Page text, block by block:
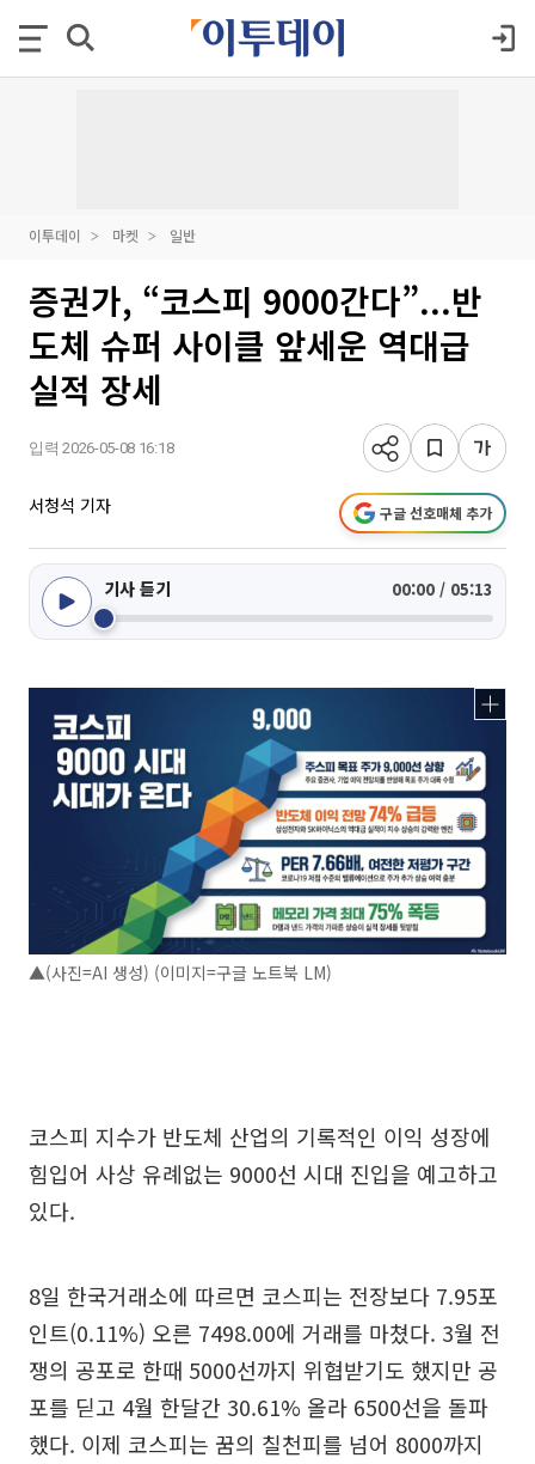
이투데이 마켓 일반
증권가, “코스피 9000간다”...반
도체 슈퍼 사이클 앞세운 역대급
실적 장세
입력 2026-05-08 16:18
서청석 기자 구글 선호매체 추가
기사 듣기 00:00 / 05:13
▲(사진=AI 생성) (이미지=구글 노트북 LM)
코스피 지수가 반도체 산업의 기록적인 이익 성장에
힘입어 사상 유례없는 9000선 시대 진입을 예고하고
있다.
8일 한국거래소에 따르면 코스피는 전장보다 7.95포
인트(0.11%) 오른 7498.00에 거래를 마쳤다. 3월 전
쟁의 공포로 한때 5000선까지 위협받기도 했지만 공
포를 딛고 4월 한달간 30.61% 올라 6500선을 돌파
했다. 이제 코스피는 꿈의 칠천피를 넘어 8000까지